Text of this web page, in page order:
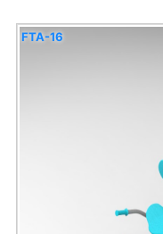
FTA-16